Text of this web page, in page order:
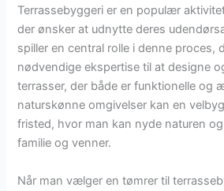
Terrassebyggeri er en populær
der ønsker at udnytte deres
spiller en central rolle i denne proces,
nødvendige ekspertise til at designe
terrasser, der både er funktionelle og
naturskønne omgivelser kan en
fristed, hvor man kan nyde naturen
familie og venner.
Når man vælger en tømrer til